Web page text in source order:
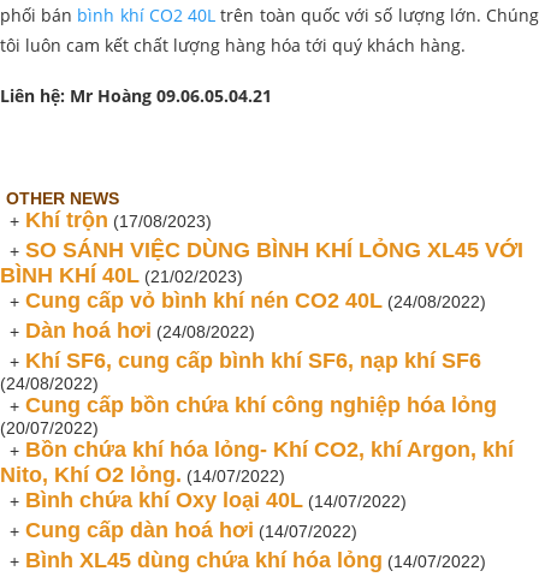
phối bán bình khí CO2 40L trên toàn quốc với số lượng lớn. Chúng
tôi luôn cam kết chất lượng hàng hóa tới quý khách hàng.
Liên hệ: Mr Hoàng 09.06.05.04.21
OTHER NEWS
+ Khí trộn (17/08/2023)
+ SO SÁNH VIỆC DÙNG BÌNH KHÍ LỎNG XL45 VỚI
BÌNH KHÍ 40L (21/02/2023)
+ Cung cấp vỏ bình khí nén CO2 40L (24/08/2022)
+ Dàn hoá hơi (24/08/2022)
+ Khí SF6, cung cấp bình khí SF6, nạp khí SF6
(24/08/2022)
+ Cung cấp bồn chứa khí công nghiệp hóa lỏng
(20/07/2022)
+ Bồn chứa khí hóa lỏng- Khí CO2, khí Argon, khí
Nito, Khí O2 lỏng. (14/07/2022)
+ Bình chứa khí Oxy loại 40L (14/07/2022)
+ Cung cấp dàn hoá hơi (14/07/2022)
+ Bình XL45 dùng chứa khí hóa lỏng (14/07/2022)